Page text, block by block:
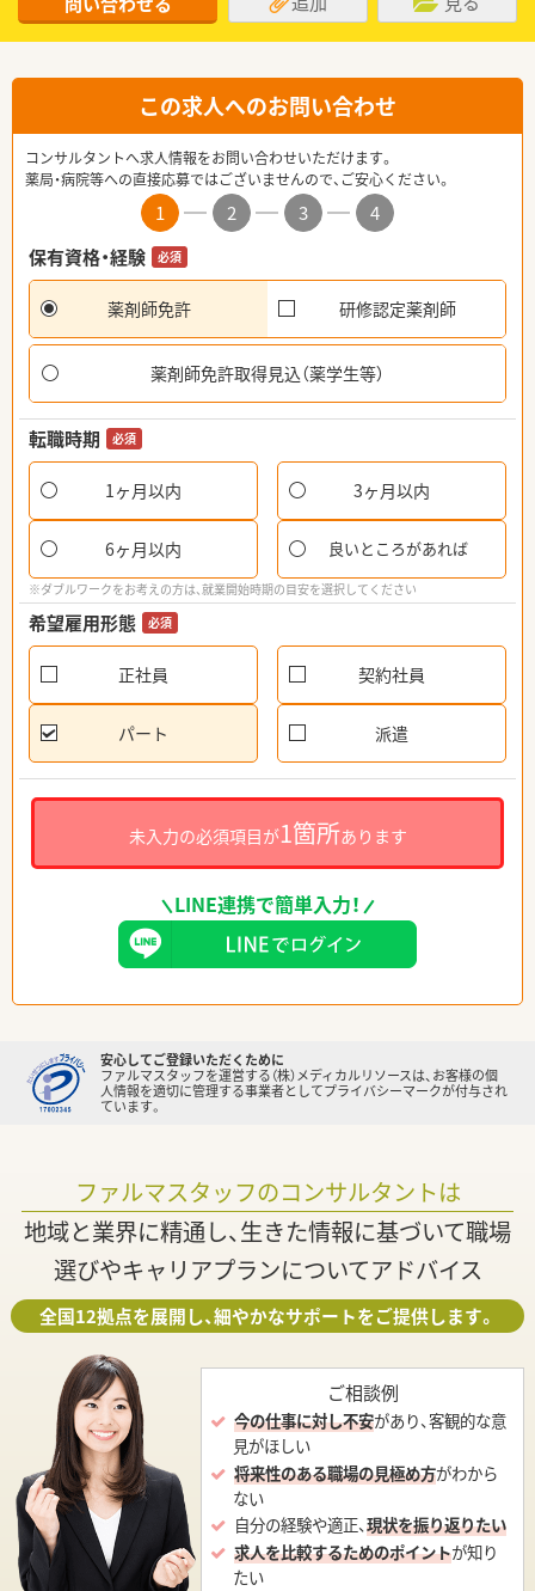
この求人へのお問い合わせ
コンサルタントへ求人情報をお問い合わせいただけます。
薬局・病院等への直接応募ではございませんので、ご安心ください。
1 2 3
4
保有資格・経験
必須
薬剤師免許 研修認定薬剤師
薬剤師免許取得見込（薬学生等）
転職時期 必須
1ヶ月以内 3ヶ月以内
6ヶ月以内 良いところがあれば
※ダブルワークをお考えの方は、就業開始時期の目安を選択してください
希望雇用形態 必須
正社員 契約社員
パート 派遣
未入力の必須項目が1箇所あります
LINE連携で簡単入力！
安心してご登録いただくために
ファルマスタッフを運営する（株）メディカルリソースは、お客様の個
人情報を適切に管理する事業者としてプライバシーマークが付与され
ています。
ファルマスタッフのコンサルタントは
地域と業界に精通し、生きた情報に基づいて職場
選びやキャリアプランについてアドバイス
全国12拠点を展開し、細やかなサポートをご提供します。
ご相談例
今の仕事に対し不安があり、客観的な意
見がほしい
将来性のある職場の見極め方がわから
ない
自分の経験や適正、現状を振り返りたい
求人を比較するためのポイントが知り
たい